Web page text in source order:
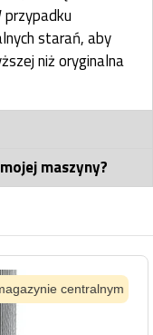
przypadku
starań, aby
niż oryginalna
maszyny?
centralnym